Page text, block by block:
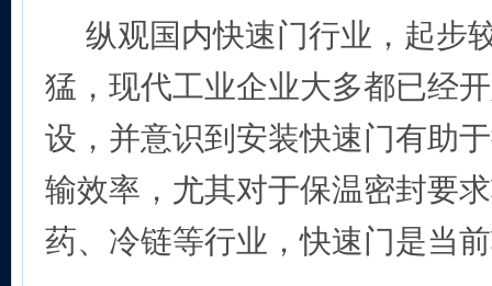
纵观国内快速门行业，起步
猛，现代工业企业大多都已经
设，并意识到安装快速门有助
输效率，尤其对于保温密封要
药、冷链等行业，快速门是当